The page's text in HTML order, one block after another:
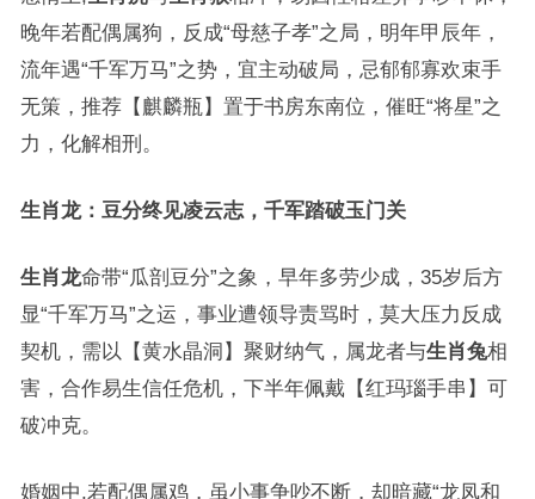
晚年若配偶属狗，反成“母慈子孝”之局，明年甲辰年，
流年遇“千军万马”之势，宜主动破局，忌郁郁寡欢束手
无策，推荐【麒麟瓶】置于书房东南位，催旺“将星”之
力，化解相刑。
生肖龙：豆分终见凌云志，千军踏破玉门关
生肖龙命带“瓜剖豆分”之象，早年多劳少成，35岁后方
显“千军万马”之运，事业遭领导责骂时，莫大压力反成
契机，需以【黄水晶洞】聚财纳气，属龙者与生肖兔相
害，合作易生信任危机，下半年佩戴【红玛瑙手串】可
破冲克。
婚姻中,若配偶属鸡，虽小事争吵不断，却暗藏“龙凤和